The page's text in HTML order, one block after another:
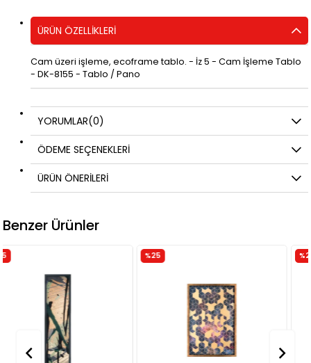
ÜRÜN ÖZELLIKLERI
Cam üzeri işleme, ecoframe tablo. - İz 5 - Cam İşleme Tablo
- DK-8155 - Tablo / Pano
YORUMLAR(0)
ÖDEME SEÇENEKLERI
ÜRÜN ÖNERILERI
Benzer Ürünler